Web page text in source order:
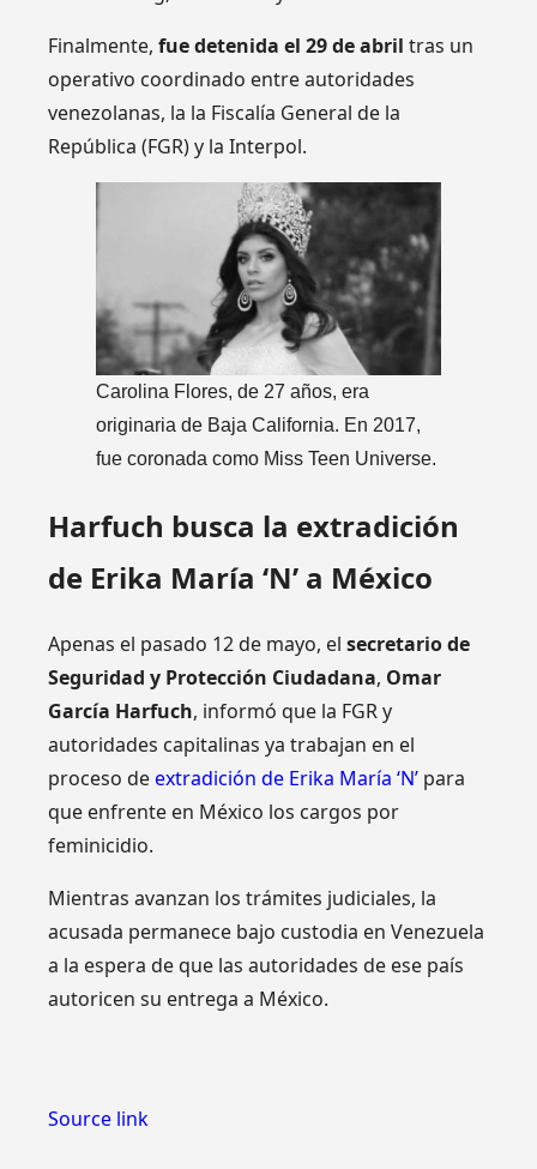
Finalmente,fue detenida el 29 de abriltras un
operativo coordinado entre autoridades
venezolanas, la la Fiscalía General de la
República (FGR) y la Interpol.
Carolina Flores, de 27 años, era
originaria de Baja California. En 2017,
fue coronada como Miss Teen Universe.
Harfuch busca la extradición
de Erika María ‘N’ a México
Apenas el pasado 12 de mayo, elsecretario de
Seguridad y Protección Ciudadana, Omar
García Harfuch, informó que la FGR y
autoridades capitalinas ya trabajan en el
proceso deextradición de Erika María ‘N’ para
que enfrente en México los cargos por
feminicidio.
Mientras avanzan los trámites judiciales, la
acusada permanece bajo custodia en Venezuela
a la espera de que las autoridades de ese país
autoricen su entrega a México.
Source link